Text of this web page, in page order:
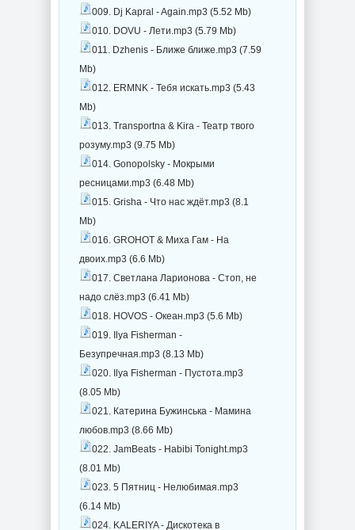
009. Dj Kapral - Again.mp3 (5.52 Mb)
010. DOVU - Лети.mp3 (5.79 Mb)
011. Dzhenis - Ближе ближе.mp3 (7.59
Mb)
012. ERMNK - Тебя искать.mp3 (5.43
Mb)
013. Transportna & Kira - Театр твого
розуму.mp3 (9.75 Mb)
014. Gonopolsky - Мокрыми
ресницами.mp3 (6.48 Mb)
015. Grisha - Что нас ждёт.mp3 (8.1
Mb)
016. GROHOT & Миха Гам - На
двоих.mp3 (6.6 Mb)
017. Светлана Ларионова - Стоп, не
надо слёз.mp3 (6.41 Mb)
018. HOVOS - Океан.mp3 (5.6 Mb)
019. Ilya Fisherman -
Безупречная.mp3 (8.13 Mb)
020. Ilya Fisherman - Пустота.mp3
(8.05 Mb)
021. Катерина Бужинська - Мамина
любов.mp3 (8.66 Mb)
022. JamBeats - Habibi Tonight.mp3
(8.01 Mb)
023. 5 Пятниц - Нелюбимая.mp3
(6.14 Mb)
024. KALERIYA - Дискотека в